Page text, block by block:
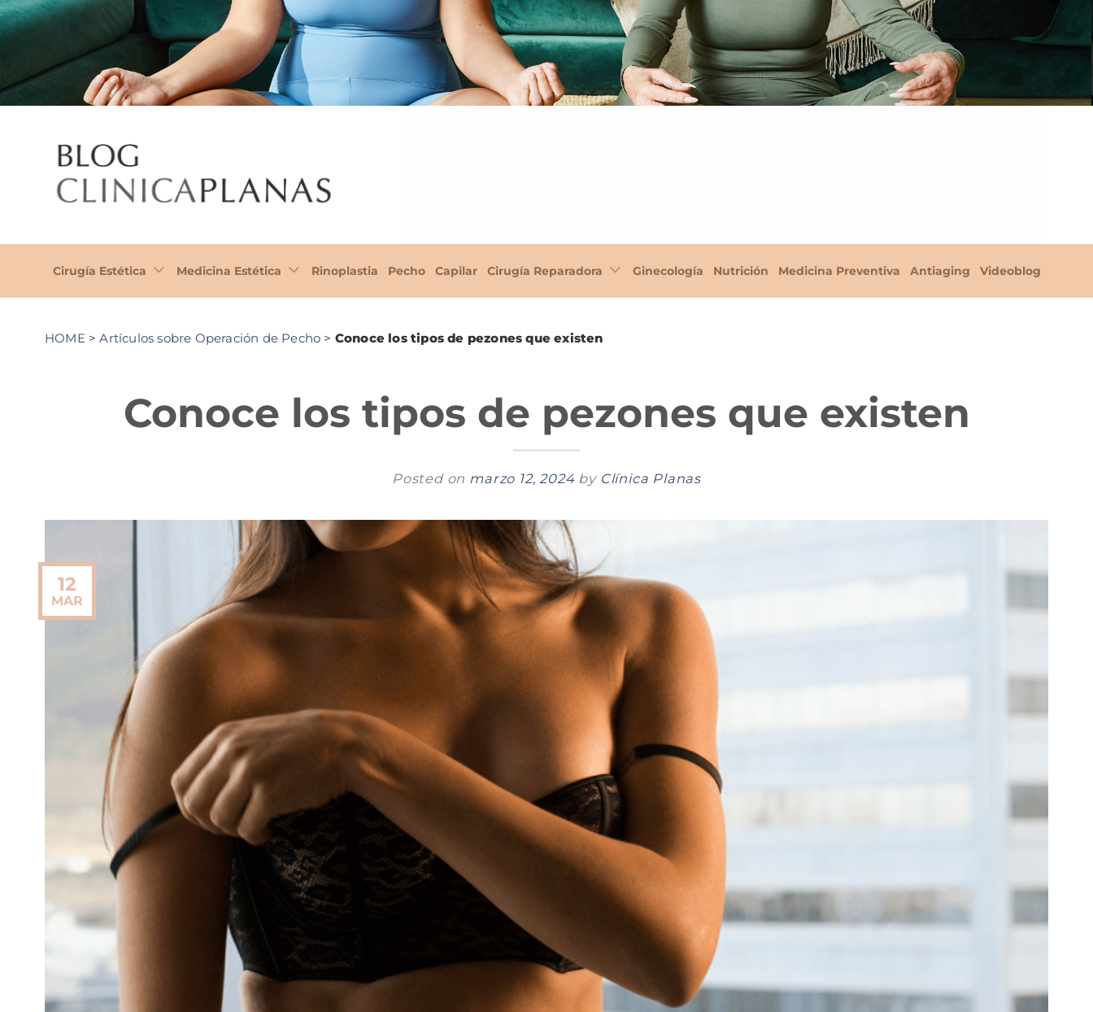
Cirugía Estética Medicina Estética Rinoplastia Pecho Capilar Cirugía Reparadora Ginecología Nutrición Medicina Preventiva Antiaging Videoblog
HOME >Artículos sobre Operación de Pecho > Conoce los tipos de pezones que existen
Conoce los tipos de pezones que existen
Posted on marzo 12, 2024 by Clínica Planas
12
MAR